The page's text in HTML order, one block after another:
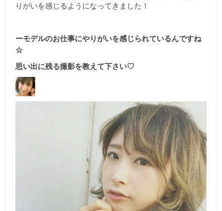
りがいを感じるようになってきました！
ーモデルのお仕事にやりがいを感じられているんですね
☆
思い出に残る撮影を教えて下さい♡